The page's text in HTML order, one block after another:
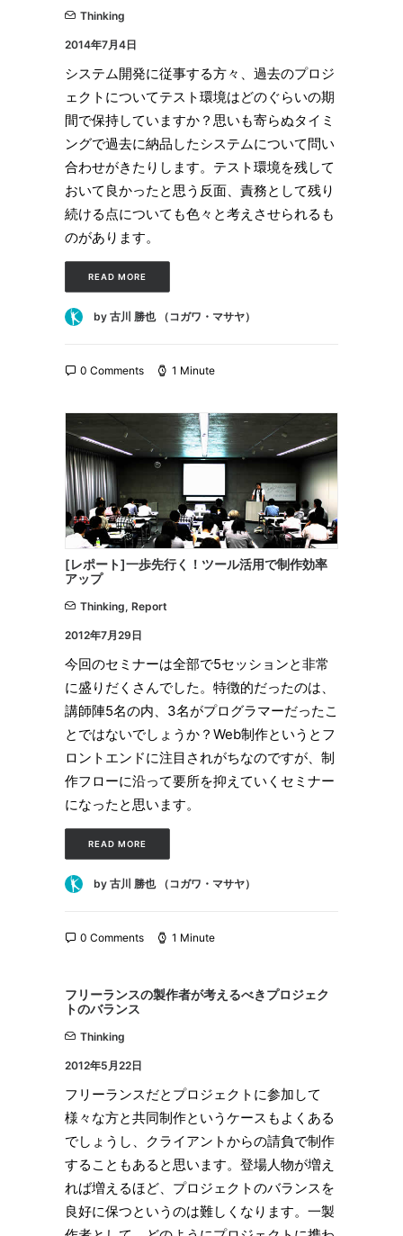
Thinking
2014年7月4日
システム開発に従事する方々、過去のプロジ
ェクトについてテスト環境はどのぐらいの期
間で保持していますか？思いも寄らぬタイミ
ングで過去に納品したシステムについて問い
合わせがきたりします。テスト環境を残して
おいて良かったと思う反面、責務として残り
続ける点についても色々と考えさせられるも
のがあります。
READ MORE
by 古川 勝也 （コガワ・マサヤ）
0 Comments 1 Minute
[レポート]一歩先行く！ツール活用で制作効率
アップ
Thinking, Report
2012年7月29日
今回のセミナーは全部で5セッションと非常
に盛りだくさんでした。特徴的だったのは、
講師陣5名の内、3名がプログラマーだったこ
とではないでしょうか？Web制作というとフ
ロントエンドに注目されがちなのですが、制
作フローに沿って要所を抑えていくセミナー
になったと思います。
READ MORE
by 古川 勝也 （コガワ・マサヤ）
0 Comments 1 Minute
フリーランスの製作者が考えるべきプロジェク
トのバランス
Thinking
2012年5月22日
フリーランスだとプロジェクトに参加して
様々な方と共同制作というケースもよくある
でしょうし、クライアントからの請負で制作
することもあると思います。登場人物が増え
れば増えるほど、プロジェクトのバランスを
良好に保つというのは難しくなります。一製